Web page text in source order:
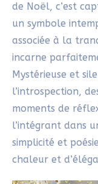
de Noël, c’est
un symbole
associée à la
incarne
Mystérieuse et
l’introspection,
moments de
l’intégrant dans
simplicité et
chaleur et